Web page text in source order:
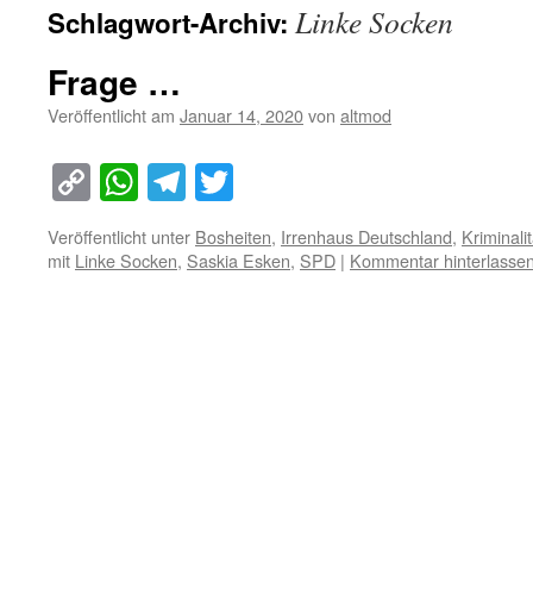
Schlagwort-Archiv: Linke Socken
Frage …
Veröffentlicht am Januar 14, 2020von altmod
Copy
Link
WhatsApp
Telegram
Veröffentlicht unter Bosheiten, Irrenhaus Deutschland,
mit Linke Socken, Saskia Esken, SPD | Kommentar